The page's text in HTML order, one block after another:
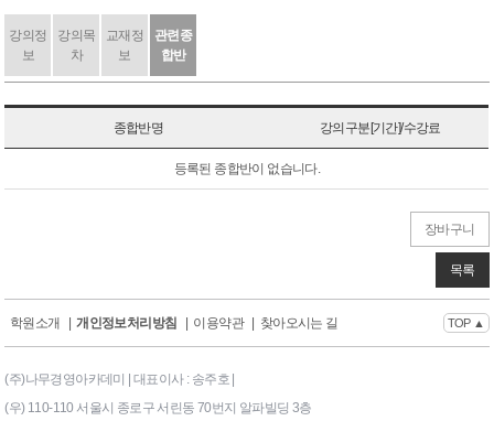
강의정
보
강의목
차
교재정
보
관련종
합반
종합반명 강의구분[기간]/수강료
등록된 종합반이 없습니다.
장바구니
목록
학원소개 개인정보처리방침 이용약관 찾아오시는 길 TOP ▲
(주)나무경영아카데미 | 대표이사 : 송주호 |
(우) 110-110 서울시 종로구 서린동 70번지 알파빌딩 3층